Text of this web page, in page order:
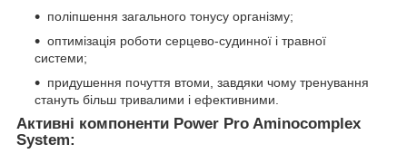
поліпшення загального тонусу організму;
оптимізація роботи серцево-судинної і травної
системи;
придушення почуття втоми, завдяки чому тренування
стануть більш тривалими і ефективними.
Активні компоненти Power Pro Aminocomplex
System: